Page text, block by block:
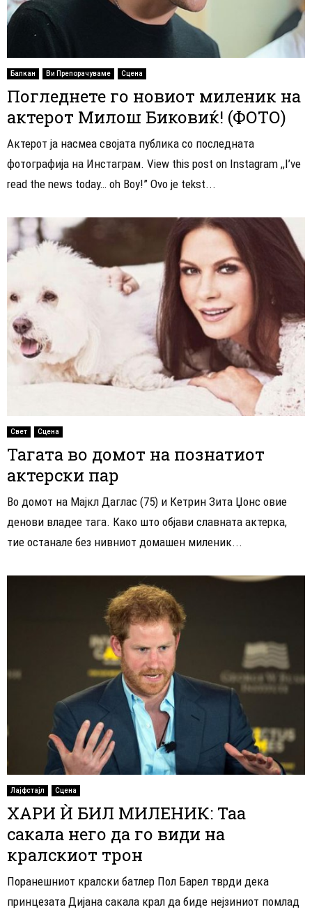
Балкан Ви Препорачуваме Сцена
Погледнете го новиот миленик на
актерот Милош Биковиќ! (ФОТО)
Актерот ја насмеа својата публика со последната
фотографија на Инстаграм. View this post on Instagram ,,I’ve
read the news today… oh Boy!” Ovo je tekst...
Свет Сцена
Тагата во домот на познатиот
актерски пар
Во домот на Мајкл Даглас (75) и Кетрин Зита Џонс овие
денови владее тага. Како што објави славната актерка,
тие останале без нивниот домашен миленик...
Лајфстајл Сцена
ХАРИ Ѝ БИЛ МИЛЕНИК: Таа
сакала него да го види на
кралскиот трон
Поранешниот кралски батлер Пол Барел тврди дека
принцезата Дијана сакала крал да биде нејзиниот помлад